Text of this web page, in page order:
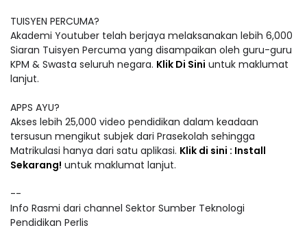
TUISYEN PERCUMA?
Akademi Youtuber telah berjaya melaksanakan lebih 6,000
Siaran Tuisyen Percuma yang disampaikan oleh guru-guru
KPM & Swasta seluruh negara. Klik Di Sini untuk maklumat
lanjut.
APPS AYU?
Akses lebih 25,000 video pendidikan dalam keadaan
tersusun mengikut subjek dari Prasekolah sehingga
Matrikulasi hanya dari satu aplikasi. Klik di sini : Install
Sekarang! untuk maklumat lanjut.
--
Info Rasmi dari channel Sektor Sumber Teknologi
Pendidikan Perlis